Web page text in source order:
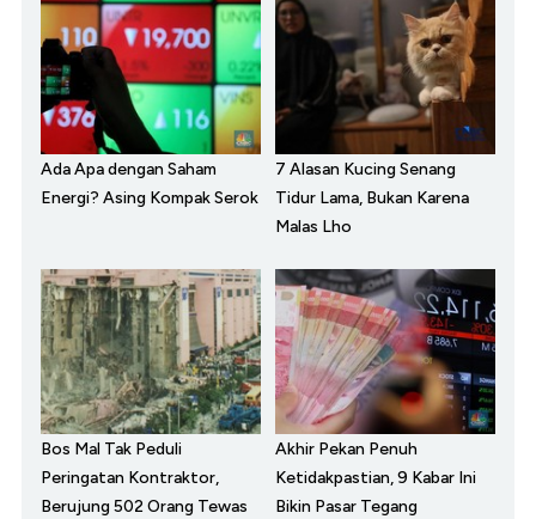
Ada Apa dengan Saham
Energi? Asing Kompak Serok
7 Alasan Kucing Senang
Tidur Lama, Bukan Karena
Malas Lho
Bos Mal Tak Peduli
Peringatan Kontraktor,
Berujung 502 Orang Tewas
Akhir Pekan Penuh
Ketidakpastian, 9 Kabar Ini
Bikin Pasar Tegang